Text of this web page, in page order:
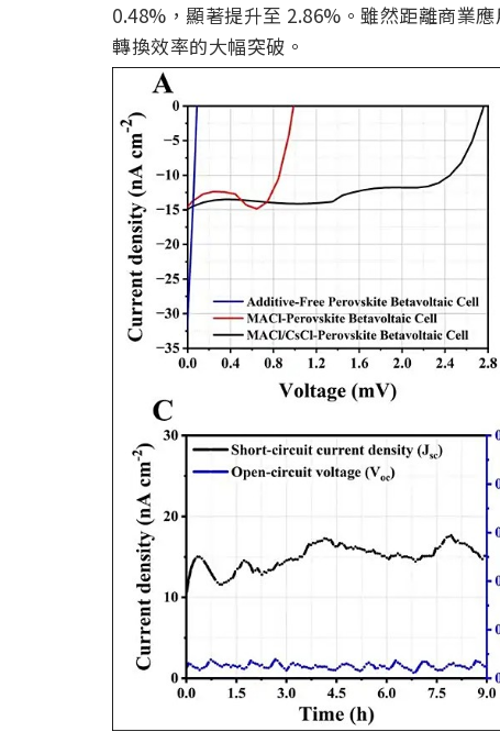
0.48%，顯著提升至 2.86%。雖然距離商業
轉換效率的大幅突破。